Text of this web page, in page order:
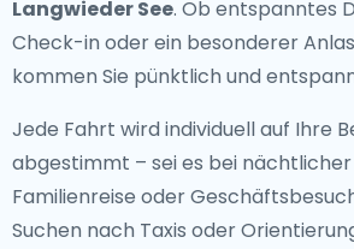
Langwieder See. Ob entspanntes
Check-in oder ein besonderer
kommen Sie pünktlich und
Jede Fahrt wird individuell auf Ihre
abgestimmt – sei es bei
Familienreise oder
Suchen nach Taxis oder